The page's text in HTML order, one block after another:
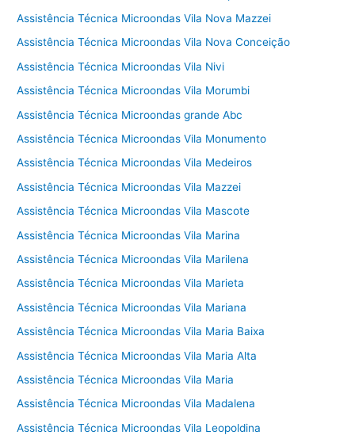
Assistência Técnica Microondas Vila Nova Mazzei
Assistência Técnica Microondas Vila Nova Conceição
Assistência Técnica Microondas Vila Nivi
Assistência Técnica Microondas Vila Morumbi
Assistência Técnica Microondas grande Abc
Assistência Técnica Microondas Vila Monumento
Assistência Técnica Microondas Vila Medeiros
Assistência Técnica Microondas Vila Mazzei
Assistência Técnica Microondas Vila Mascote
Assistência Técnica Microondas Vila Marina
Assistência Técnica Microondas Vila Marilena
Assistência Técnica Microondas Vila Marieta
Assistência Técnica Microondas Vila Mariana
Assistência Técnica Microondas Vila Maria Baixa
Assistência Técnica Microondas Vila Maria Alta
Assistência Técnica Microondas Vila Maria
Assistência Técnica Microondas Vila Madalena
Assistência Técnica Microondas Vila Leopoldina